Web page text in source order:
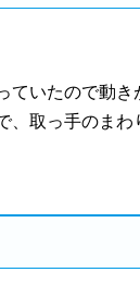
ていたので動
、取っ手のまわ